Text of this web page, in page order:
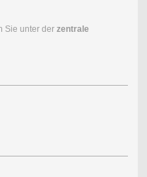
Sie unter der zentrale